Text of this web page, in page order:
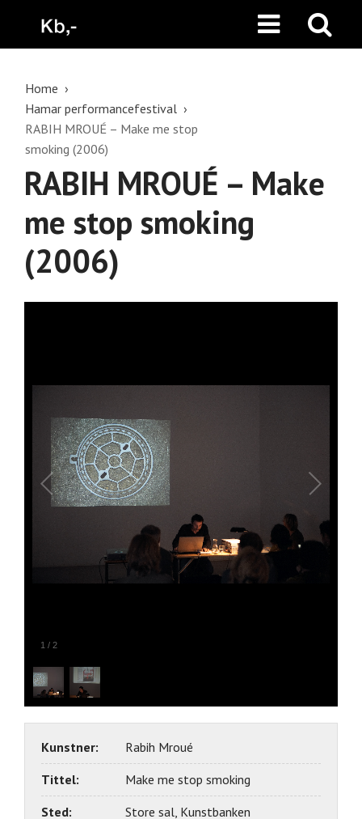
Home
Hamar performancefestival
RABIH MROUÉ – Make me stop
smoking (2006)
RABIH MROUÉ – Make
me stop smoking
(2006)
1 / 2
Kunstner:
Rabih Mroué
Tittel:
Make me stop smoking
Sted:
Store sal, Kunstbanken